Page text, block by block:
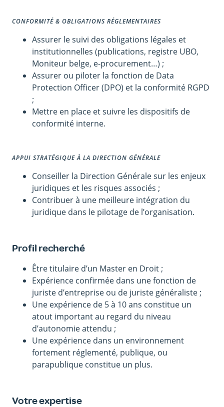
CONFORMITÉ & OBLIGATIONS RÉGLEMENTAIRES
Assurer le suivi des obligations légales et
institutionnelles (publications, registre UBO,
Moniteur belge, e-procurement…) ;
Assurer ou piloter la fonction de Data
Protection Officer (DPO) et la conformité RGPD
;
Mettre en place et suivre les dispositifs de
conformité interne.
APPUI STRATÉGIQUE À LA DIRECTION GÉNÉRALE
Conseiller la Direction Générale sur les enjeux
juridiques et les risques associés ;
Contribuer à une meilleure intégration du
juridique dans le pilotage de l’organisation.
Profil recherché
Être titulaire d’un Master en Droit ;
Expérience confirmée dans une fonction de
juriste d’entreprise ou de juriste généraliste ;
Une expérience de 5 à 10 ans constitue un
atout important au regard du niveau
d’autonomie attendu ;
Une expérience dans un environnement
fortement réglementé, publique, ou
parapublique constitue un plus.
Votre expertise